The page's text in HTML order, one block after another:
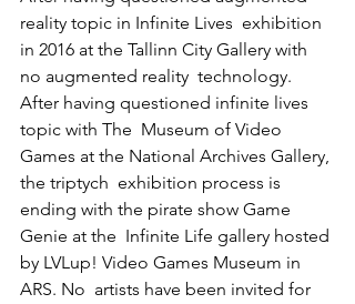
reality topic in Infinite Lives  exhibition
in 2016 at the Tallinn City Gallery with
no augmented reality  technology.
After having questioned infinite lives
topic with The  Museum of Video
Games at the National Archives Gallery,
the triptych  exhibition process is
ending with the pirate show Game
Genie at the  Infinite Life gallery hosted
by LVLup! Video Games Museum in
ARS. No  artists have been invited for